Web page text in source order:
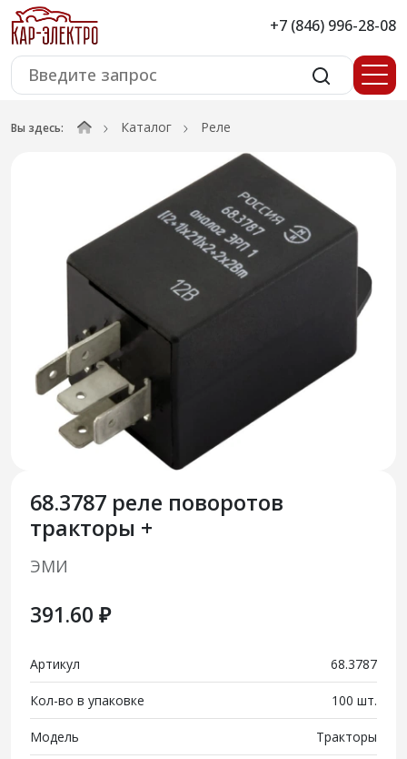
+7 (846) 996-28-08
Вы здесь: Каталог Реле
68.3787 реле поворотов
тракторы +
ЭМИ
391.60 ₽
Артикул 68.3787
Кол-во в упаковке 100 шт.
Модель Тракторы